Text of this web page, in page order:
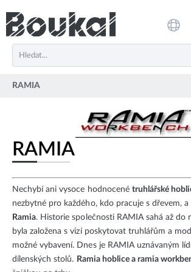
RAMIA
RAMIA
Nechybí ani vysoce hodnocené truhlářské
nezbytné pro každého, kdo pracuje s dřevem, a
Ramia. Historie společnosti RAMIA sahá až do
byla založena s vizí poskytovat truhlářům a
možné vybavení. Dnes je RAMIA uznávaným
dílenských stolů. Ramia hoblice a ramia